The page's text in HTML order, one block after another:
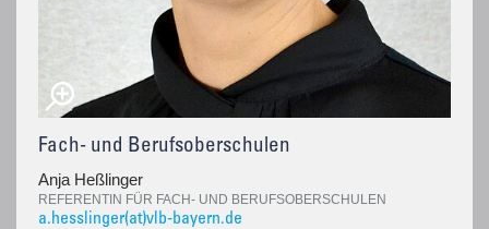
Fach- und Berufsoberschulen
Anja Heßlinger
REFERENTIN FÜR FACH- UND BERUFSOBERSCHULEN
a.hesslinger(at)vlb-bayern.de